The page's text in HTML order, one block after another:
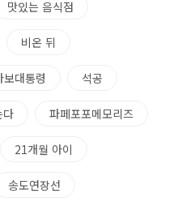
맛있는 음식점
비온 뒤
보대통령 석공
다 파페포포메모리즈
21개월 아이
송도연장선